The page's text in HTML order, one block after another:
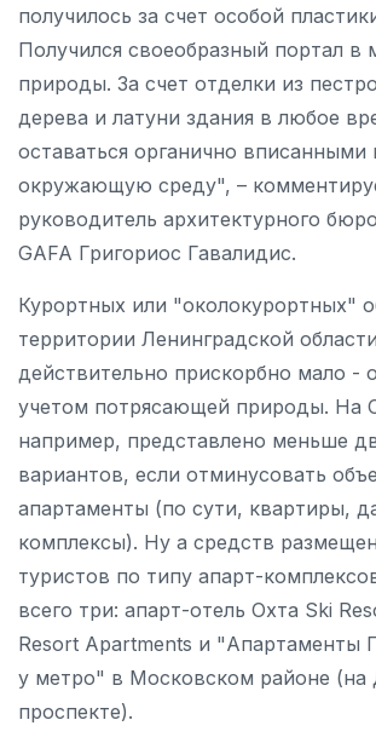
получилось за счет особой
Получился своеобразный портал в
природы. За счет отделки из
дерева и латуни здания в любое
оставаться органично вписанными
окружающую среду", –
руководитель архитектурного бюро
GAFA Григориос Гавалидис.
Курортных или "околокурортных"
территории Ленинградской области
действительно прискорбно мало -
учетом потрясающей природы. На
например, представлено меньше
вариантов, если отминусовать
апартаменты (по сути, квартиры,
комплексы). Ну а средств
туристов по типу апарт-
всего три: апарт-отель Охта Ski
Resort Apartments и "Апартаменты
у метро" в Московском районе (на
проспекте).